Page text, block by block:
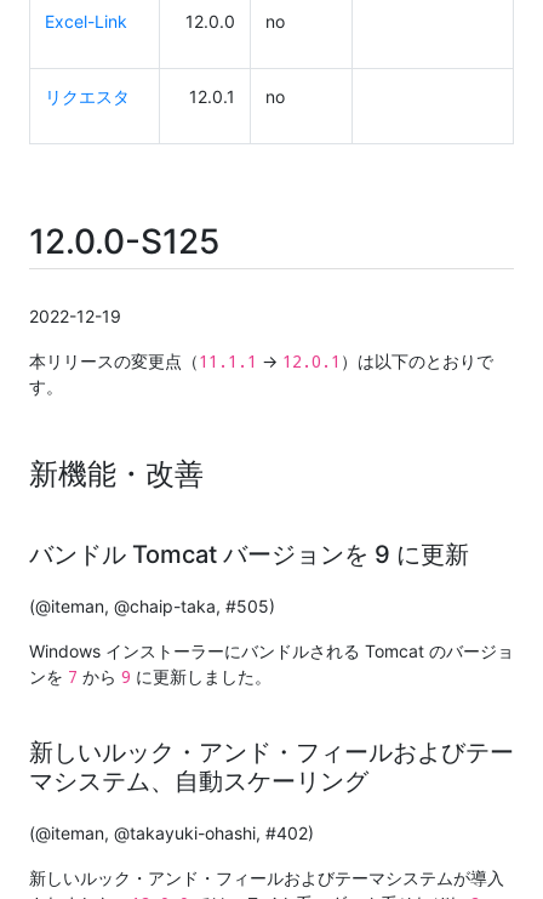
Excel-Link 12.0.0 no
リクエスタ 12.0.1 no
12.0.0-S125
2022-12-19
本リリースの変更点（11.1.1 → 12.0.1 ）は以下のとおりで
す。
新機能・改善
バンドル Tomcat バージョンを 9 に更新
(@iteman, @chaip-taka, #505)
Windows インストーラーにバンドルされる Tomcat のバージョ
ンを 7 から 9 に更新しました。
新しいルック・アンド・フィールおよびテー
マシステム、自動スケーリング
(@iteman, @takayuki-ohashi, #402)
新しいルック・アンド・フィールおよびテーマシステムが導入